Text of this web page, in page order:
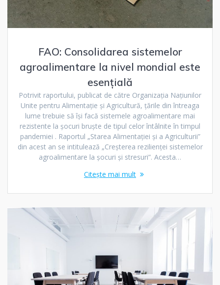
FAO: Consolidarea sistemelor
agroalimentare la nivel mondial este
esențială
Potrivit raportului, publicat de către Organizația Națiunilor
Unite pentru Alimentație și Agricultură, țările din întreaga
lume trebuie să își facă sistemele agroalimentare mai
rezistente la șocuri bruște de tipul celor întâlnite în timpul
pandemiei . Raportul „Starea Alimentației și a Agriculturii”
din acest an se intitulează „Creșterea rezilienței sistemelor
agroalimentare la șocuri și stresuri”. Acesta…
Citește mai mult